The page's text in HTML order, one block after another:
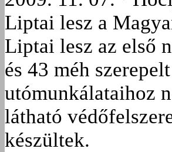
Liptai lesz a
Liptai lesz az első
és 43 méh
utómunkálataihoz
látható
készültek.